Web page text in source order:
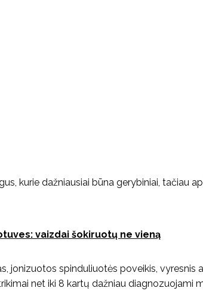
kurie dažniausiai būna gerybiniai, tačiau
vaizdai šokiruotų ne vieną
jonizuotos spinduliuotės poveikis, vyresnis
net iki 8 kartų dažniau diagnozuojami